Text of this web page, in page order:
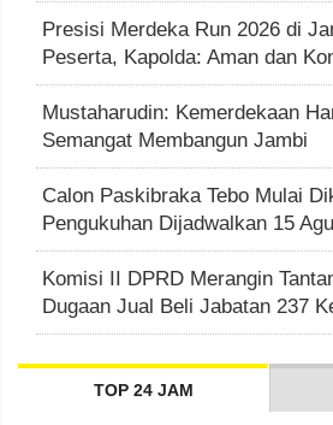
Presisi Merdeka Run 2026 di
Peserta, Kapolda: Aman dan
Mustaharudin: Kemerdekaan
Semangat Membangun Jambi
Calon Paskibraka Tebo Mulai
Pengukuhan Dijadwalkan 15
Komisi II DPRD Merangin
Dugaan Jual Beli Jabatan 237
TOP 24 JAM